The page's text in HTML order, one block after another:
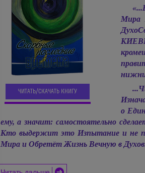
ЧИТАТЬ/СКАЧАТЬ КНИГУ
Мира
о
ему, а значит: самостоятельно
Кто выдержит это Изпытание и не
Мира и Обретёт Жизнь Вечную в